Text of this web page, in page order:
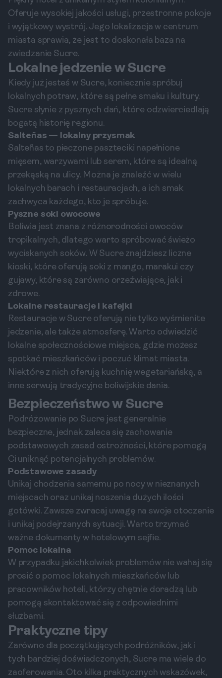
Oferuje wysokiej jakości usługi, przestronne pokoje
i wyjątkowy wystrój. Jego lokalizacja w centrum
miasta sprawia, że jest to doskonała baza na
zwiedzanie Sucre.
Lokalne jedzenie w Sucre
Kiedy już jesteś w Sucre, koniecznie spróbuj
lokalnych potraw, które są pełne smaku i kultury.
Sucre słynie z pysznych dań, które odzwierciedlają
bogatą historię regionu.
Salteñas — lokalny przysmak
Salteñas to pieczone paszteciki napełnione
mięsem, warzywami lub serem, które są idealną
przekąską na ulicy. Można je znaleźć w wielu
lokalnych barach i restauracjach, a ich smak
zachwyca każdego, kto je spróbuje.
Pyszne soki owocowe
Boliwia jest znana z różnorodności owoców
tropikalnych, dlatego warto spróbować świeżo
wyciskanych soków. W Sucre znajdziesz liczne
kioski, które oferują soki z mango, marakui czy
gujawy, które są zarówno orzeźwiające, jak i
zdrowe.
Lokalne restauracje i kafejki
Restauracje w Sucre oferują nie tylko wyśmienite
jedzenie, ale także atmosferę. Warto odwiedzić
lokalne społecznościowe miejsca, gdzie możesz
spotkać mieszkańców i poczuć klimat miasta.
Niektóre z nich oferują kuchnię wegetariańską, a
inne serwują tradycyjne boliwijskie dania.
Bezpieczeństwo w Sucre
Podróżowanie po Sucre jest generalnie
bezpieczne, jednak zaleca się zachowanie
podstawowych zasad ostrożności, które pomogą
Ci uniknąć potencjalnych problemów.
Podstawowe zasady
Unikaj chodzenia samemu po nocy w nieznanych
miejscach oraz unikaj noszenia dużych ilości
gotówki. Zawsze zwracaj uwagę na swoje otoczenie
i unikaj podejrzanych sytuacji. Warto trzymać
ważne dokumenty w hotelowym sejfie.
Pomoc lokalna
W przypadku jakichkolwiek problemów nie wahaj się
prosić o pomoc lokalnych mieszkańców lub
pracowników hoteli, którzy chętnie doradzą lub
pomogą skontaktować się z odpowiednimi
służbami.
Praktyczne tipy
Zarówno dla początkujących podróżników, jak i
tych bardziej doświadczonych, Sucre ma wiele do
zaoferowania. Oto kilka praktycznych wskazówek,